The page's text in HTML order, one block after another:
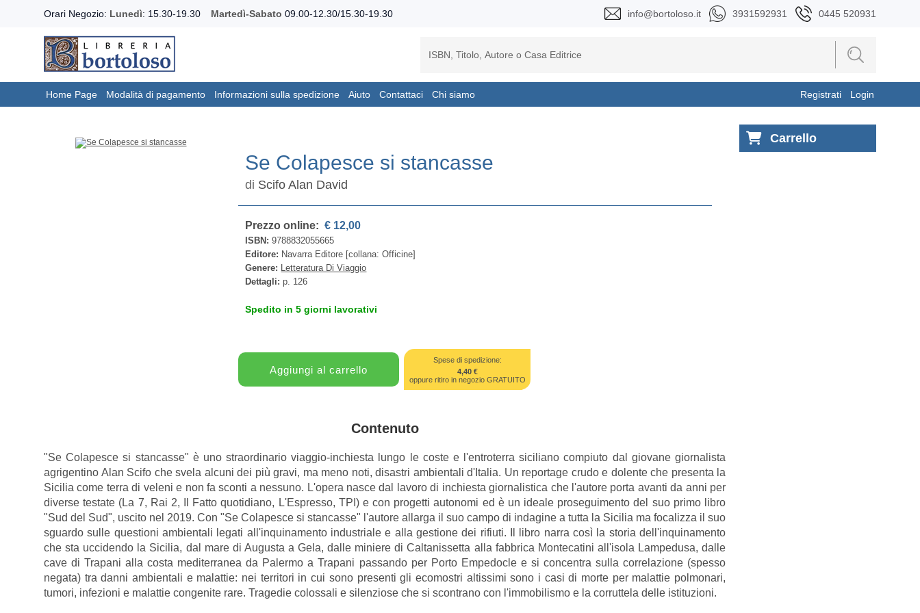
Orari Negozio: Lunedì: 15.30-19.30 Martedì-Sabato 09.00-12.30/15.30-19.30 info@bortoloso.it 3931592931 0445 520931
Home Page Modalità di pagamento Informazioni sulla spedizione Aiuto Contattaci Chi siamo Registrati Login
Se Colapesce si stancasse
di Scifo Alan David
Prezzo online: € 12,00
ISBN:9788832055665
Editore: Navarra Editore [collana: Officine]
Genere: Letteratura Di Viaggio
Dettagli:p. 126
Spedito in 5 giorni lavorativi
Spese di spedizione:
4,40 €
oppure ritiro in negozio GRATUITO
Contenuto
"Se Colapesce si stancasse" è uno straordinario viaggio-inchiesta lungo le coste e l'entroterra siciliano compiuto dal giovane giornalista
agrigentino Alan Scifo che svela alcuni dei più gravi, ma meno noti, disastri ambientali d'Italia. Un reportage crudo e dolente che presenta la
Sicilia come terra di veleni e non fa sconti a nessuno. L'opera nasce dal lavoro di inchiesta giornalistica che l'autore porta avanti da anni per
diverse testate (La 7, Rai 2, Il Fatto quotidiano, L'Espresso, TPI) e con progetti autonomi ed è un ideale proseguimento del suo primo libro
"Sud del Sud", uscito nel 2019. Con "Se Colapesce si stancasse" l'autore allarga il suo campo di indagine a tutta la Sicilia ma focalizza il suo
sguardo sulle questioni ambientali legati all'inquinamento industriale e alla gestione dei rifiuti. Il libro narra così la storia dell'inquinamento
che sta uccidendo la Sicilia, dal mare di Augusta a Gela, dalle miniere di Caltanissetta alla fabbrica Montecatini all'isola Lampedusa, dalle
cave di Trapani alla costa mediterranea da Palermo a Trapani passando per Porto Empedocle e si concentra sulla correlazione (spesso
negata) tra danni ambientali e malattie: nei territori in cui sono presenti gli ecomostri altissimi sono i casi di morte per malattie polmonari,
tumori, infezioni e malattie congenite rare. Tragedie colossali e silenziose che si scontrano con l'immobilismo e la corruttela delle istituzioni.
Carrello